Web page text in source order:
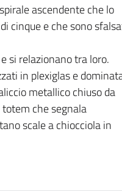
ascendente che lo
cinque e che sono
si relazionano tra loro.
in plexiglas e
metallico chiuso da
che segnala
scale a chiocciola in